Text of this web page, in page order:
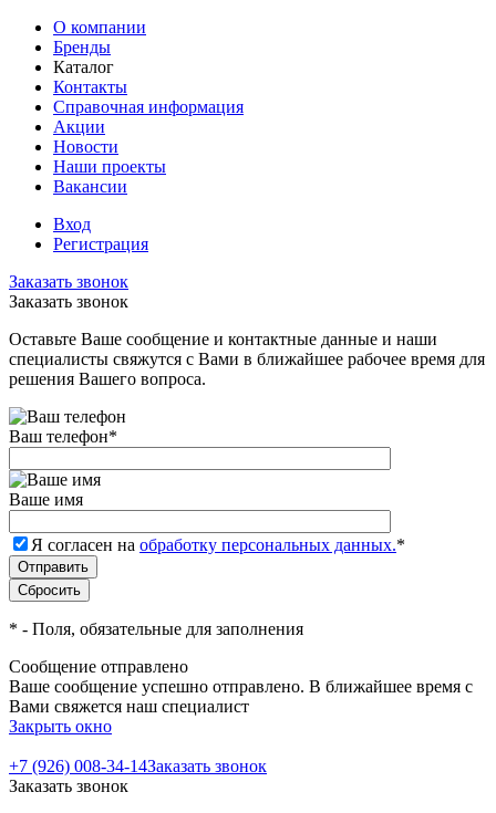
О компании
Бренды
Каталог
Контакты
Справочная информация
Акции
Новости
Наши проекты
Вакансии
Вход
Регистрация
Заказать звонок
Заказать звонок
Оставьте Ваше сообщение и контактные данные и наши
специалисты свяжутся с Вами в ближайшее рабочее время для
решения Вашего вопроса.
Ваш телефон*
Ваше имя
Я согласен на обработку персональных данных.*
* - Поля, обязательные для заполнения
Сообщение отправлено
Ваше сообщение успешно отправлено. В ближайшее время с
Вами свяжется наш специалист
Закрыть окно
+7 (926) 008-34-14Заказать звонок
Заказать звонок